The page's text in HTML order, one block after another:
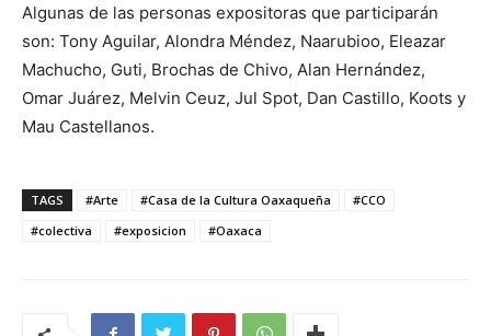
Algunas de las personas expositoras que participarán
son: Tony Aguilar, Alondra Méndez, Naarubioo, Eleazar
Machucho, Guti, Brochas de Chivo, Alan Hernández,
Omar Juárez, Melvin Ceuz, Jul Spot, Dan Castillo, Koots y
Mau Castellanos.
TAGS #Arte #Casa de la Cultura Oaxaqueña
#CCO
#colectiva
#exposicion #Oaxaca